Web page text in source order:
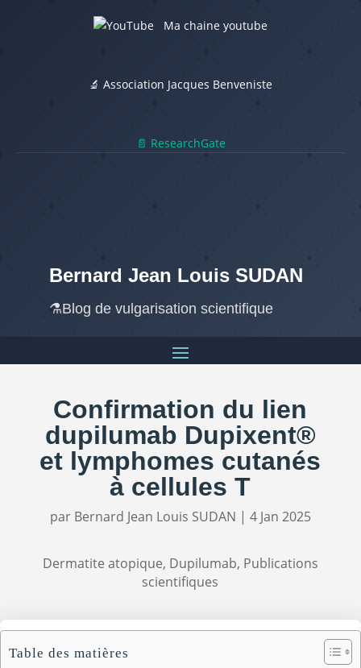
Ma chaine youtube
🔬 Association Jacques Benveniste
📄 ResearchGate
Bernard Jean Louis SUDAN
⚗️Blog de vulgarisation scientifique
Confirmation du lien
dupilumab Dupixent®
et lymphomes cutanés
à cellules T
par Bernard Jean Louis SUDAN | 4 Jan 2025
Dermatite atopique, Dupilumab, Publications
scientifiques
Table des matières